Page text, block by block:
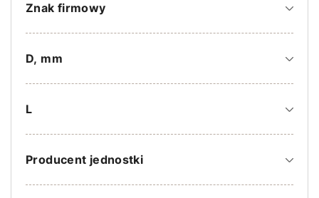
Znak firmowy
D, mm
L
Producent jednostki